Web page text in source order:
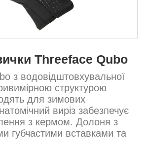
Threeface Qubo
з водовідштовхувальної
структурою
для зимових
виріз забезпечує
з кермом. Долоня з
губчастими вставками та